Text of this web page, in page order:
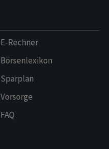
E-Rechner
Börsenlexikon
Sparplan
Vorsorge
FAQ